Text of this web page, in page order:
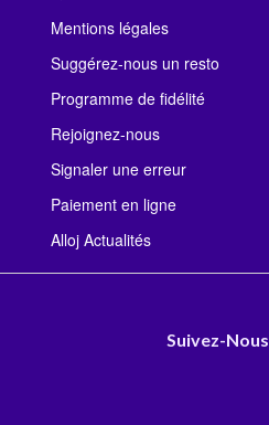
Mentions légales
Suggérez-nous un resto
Programme de fidélité
Rejoignez-nous
Signaler une erreur
Paiement en ligne
Alloj Actualités
Suivez-Nous